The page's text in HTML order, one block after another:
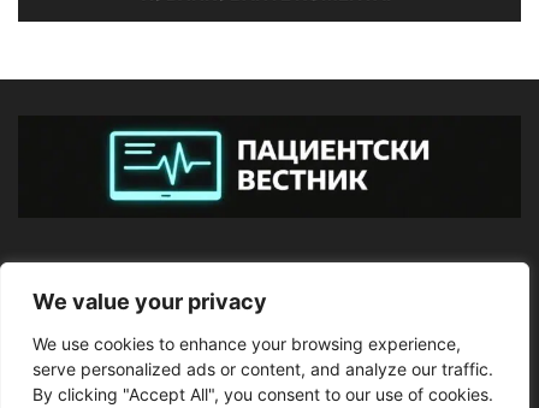
We value your privacy
We use cookies to enhance your browsing experience,
serve personalized ads or content, and analyze our traffic.
By clicking "Accept All", you consent to our use of cookies.
ПОСЛЕДВАЙТЕ НИ